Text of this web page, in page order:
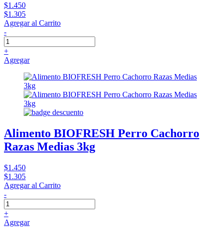
$1.450
$1.305
Agregar al Carrito
-
+
Agregar
Alimento BIOFRESH Perro Cachorro
Razas Medias 3kg
$1.450
$1.305
Agregar al Carrito
-
+
Agregar